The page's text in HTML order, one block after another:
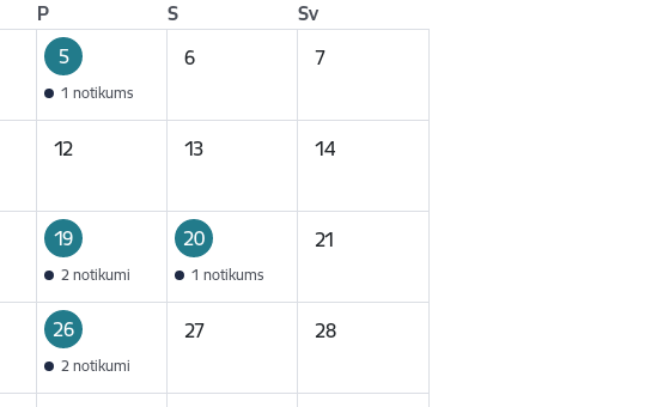
P S
Sv
5
1 notikums
6 7
12 13 14
19
2 notikumi
20
1 notikums
21
26
2 notikumi
27 28